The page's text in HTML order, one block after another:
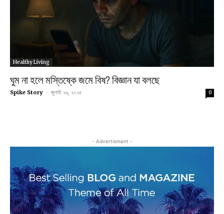
Healthy Living
ঘুম না হলে মস্তিষ্কে জমে বিষ? বিজ্ঞান যা বলছে
Spike Story - জুলাই ২৬, ২০২৫ 0
- Advertisment -